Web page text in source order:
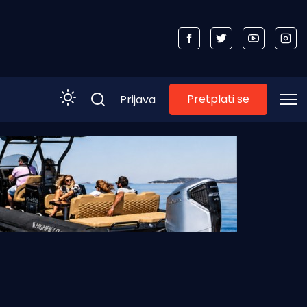
Prijava Pretplati se